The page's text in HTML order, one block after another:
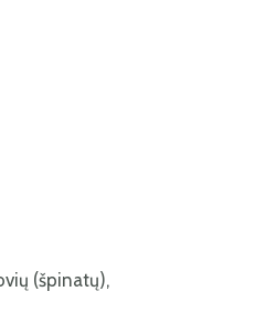
(špinatų),